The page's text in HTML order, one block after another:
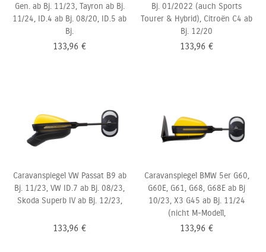
Gen. ab Bj. 11/23, Tayron ab Bj.
11/24, ID.4 ab Bj. 08/20, ID.5 ab
Bj.
133,96 €
Bj. 01/2022 (auch Sports
Tourer & Hybrid), Citroën C4 ab
Bj. 12/20
133,96 €
Caravanspiegel VW Passat B9 ab
Bj. 11/23, VW ID.7 ab Bj. 08/23,
Skoda Superb IV ab Bj. 12/23,
133,96 €
Caravanspiegel BMW 5er G60,
G60E, G61, G68, G68E ab Bj
10/23, X3 G45 ab Bj. 11/24
(nicht M-Modell,
133,96 €